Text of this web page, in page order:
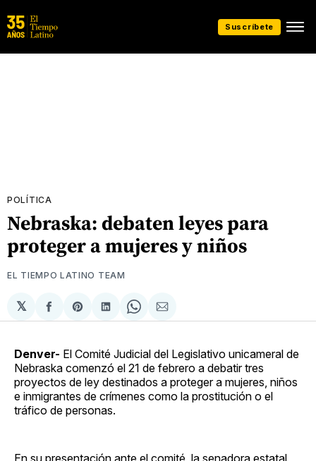
Suscríbete
POLÍTICA
Nebraska: debaten leyes para
proteger a mujeres y niños
EL TIEMPO LATINO TEAM
𝕏
Compartir
en
Share
on
Compartir
en
Share
on
Compartir
via
Denver- El Comité Judicial del Legislativo unicameral de
Nebraska comenzó el 21 de febrero a debatir tres
proyectos de ley destinados a proteger a mujeres, niños
e inmigrantes de crímenes como la prostitución o el
tráfico de personas.
En su presentación ante el comité, la senadora estatal